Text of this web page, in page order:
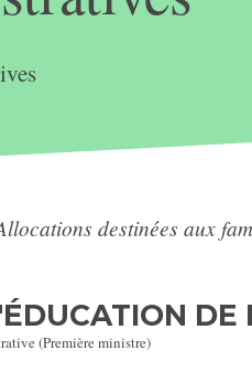
destinées aux
DE
(Première ministre)